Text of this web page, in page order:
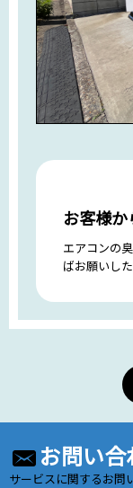
お客様
エアコンの
ばお願いした
お問い合
サービスに関するお問